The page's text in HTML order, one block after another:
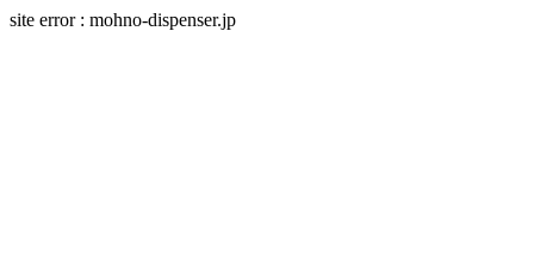
site error : mohno-dispenser.jp